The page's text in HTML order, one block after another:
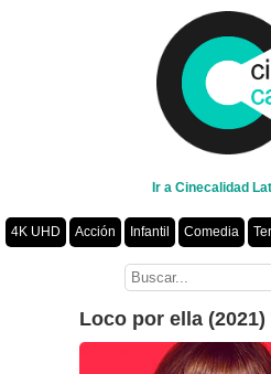
Ir a Cinecalidad
4K UHD Acción Infantil Comedia
Romance Fantasía Drama
Loco por ella (2021)